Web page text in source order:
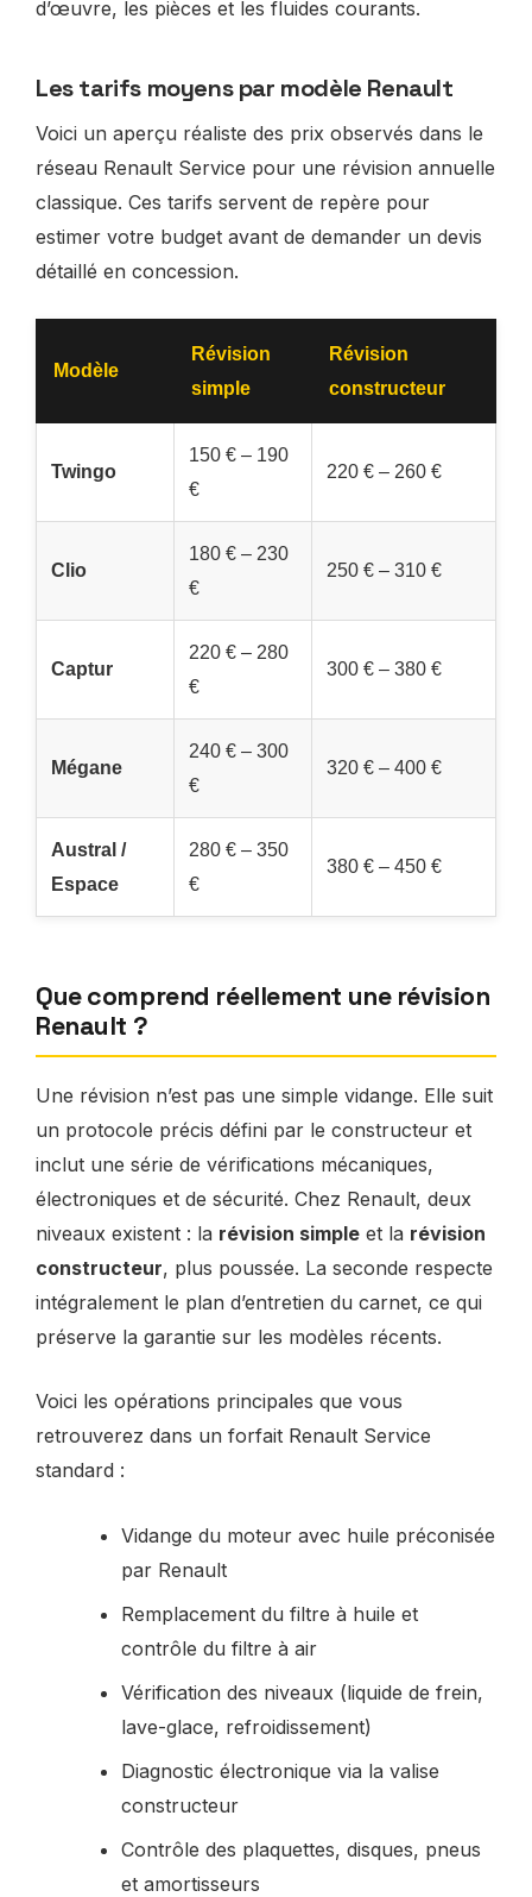
d’œuvre, les pièces et les fluides courants.
Les tarifs moyens par modèle Renault
Voici un aperçu réaliste des prix observés dans le
réseau Renault Service pour une révision annuelle
classique. Ces tarifs servent de repère pour
estimer votre budget avant de demander un devis
détaillé en concession.
Modèle
Révision
simple
Révision
constructeur
Twingo
150 € – 190
€
220 € – 260 €
Clio
180 € – 230
€
250 € – 310 €
Captur
220 € – 280
€
300 € – 380 €
Mégane
240 € – 300
€
320 € – 400 €
Austral /
Espace
280 € – 350
€
380 € – 450 €
Que comprend réellement une révision
Renault ?
Une révision n’est pas une simple vidange. Elle suit
un protocole précis défini par le constructeur et
inclut une série de vérifications mécaniques,
électroniques et de sécurité. Chez Renault, deux
niveaux existent : la révision simple et la révision
constructeur, plus poussée. La seconde respecte
intégralement le plan d’entretien du carnet, ce qui
préserve la garantie sur les modèles récents.
Voici les opérations principales que vous
retrouverez dans un forfait Renault Service
standard :
Vidange du moteur avec huile préconisée
par Renault
Remplacement du filtre à huile et
contrôle du filtre à air
Vérification des niveaux (liquide de frein,
lave-glace, refroidissement)
Diagnostic électronique via la valise
constructeur
Contrôle des plaquettes, disques, pneus
et amortisseurs